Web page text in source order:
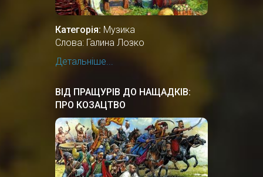
Категорія: Музика
Слова: Галина Лозко
Детальніше...
ВІД ПРАЩУРІВ ДО НАЩАДКІВ:
ПРО КОЗАЦТВО